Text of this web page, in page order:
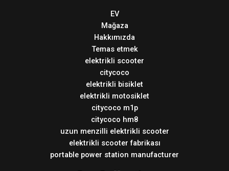
EV
Mağaza
Hakkımızda
Temas etmek
elektrikli scooter
citycoco
elektrikli bisiklet
elektrikli motosiklet
citycoco m1p
citycoco hm8
uzun menzilli elektrikli scooter
elektrikli scooter fabrikası
portable power station manufacturer